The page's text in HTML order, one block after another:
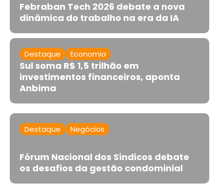
Febraban Tech 2026 debate a nova
dinâmica do trabalho na era da IA
Destaque Economia
Sul soma R$ 1,5 trilhão em
investimentos financeiros, aponta
Anbima
Destaque Negócios
Fórum Nacional dos Síndicos debate
os desafios da gestão condominial